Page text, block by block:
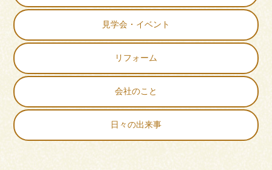
見学会・イベント
リフォーム
会社のこと
日々の出来事